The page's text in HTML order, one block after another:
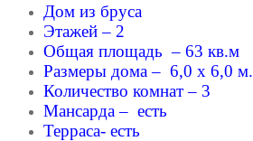
Дом из бруса
Этажей – 2
Общая площадь – 63 кв.м
Размеры дома – 6,0 x 6,0 м.
Количество комнат – 3
Мансарда – есть
Терраса- есть